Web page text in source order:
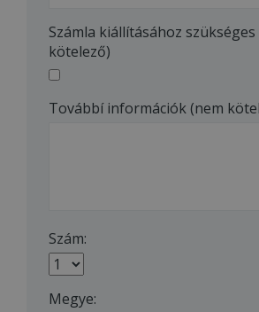
Számla kiállításához
kötelező)
Továbbí információk (nem
Szám:
Megye: